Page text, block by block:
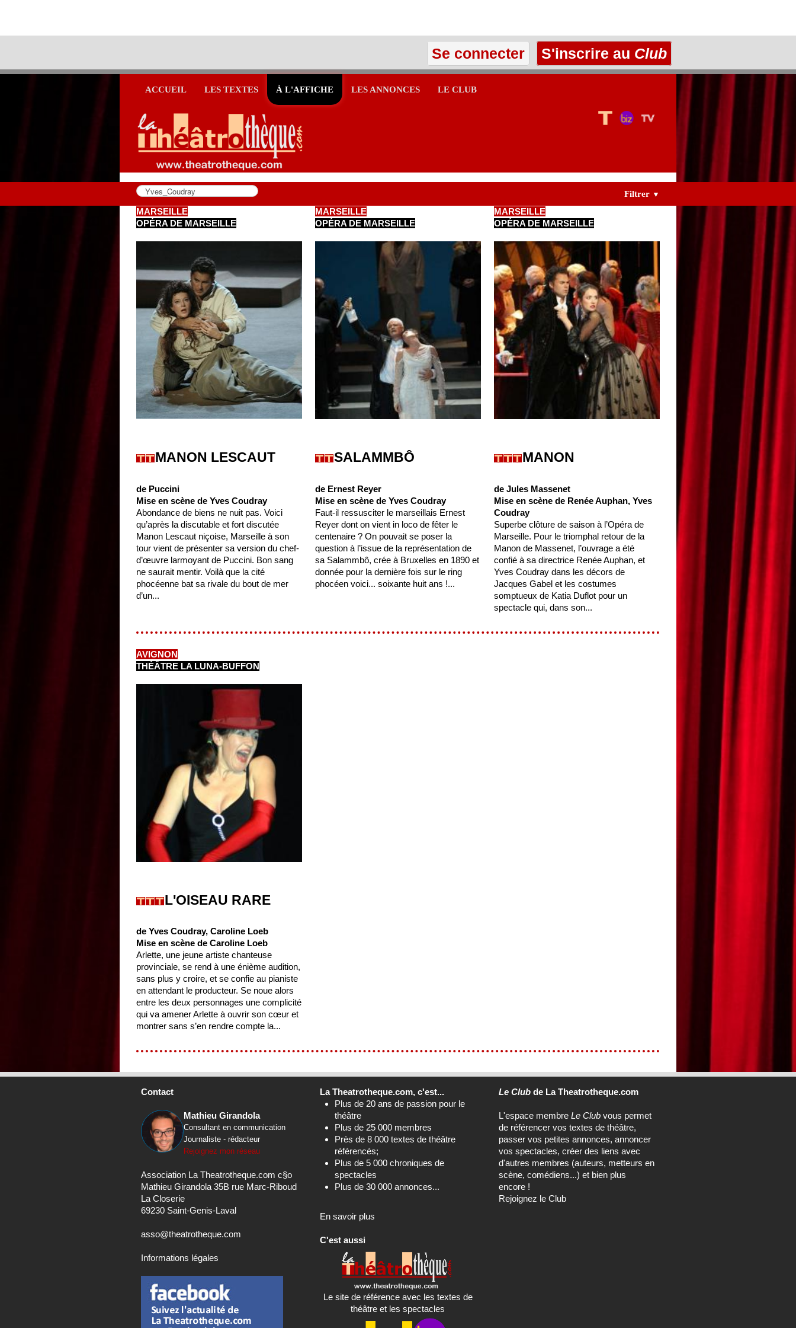
Se connecter S'inscrire au Club
ACCUEIL LES TEXTES À L'AFFICHE LES ANNONCES LE CLUB
Filtrer ▼
MARSEILLE
OPÉRA DE MARSEILLE
MANON LESCAUT
de Puccini
Mise en scène de Yves Coudray
Abondance de biens ne nuit pas. Voici
qu’après la discutable et fort discutée
Manon Lescaut niçoise, Marseille à son
tour vient de présenter sa version du chef-
d’œuvre larmoyant de Puccini. Bon sang
ne saurait mentir. Voilà que la cité
phocéenne bat sa rivale du bout de mer
d’un...
MARSEILLE
OPÉRA DE MARSEILLE
SALAMMBÔ
de Ernest Reyer
Mise en scène de Yves Coudray
Faut-il ressusciter le marseillais Ernest
Reyer dont on vient in loco de fêter le
centenaire ? On pouvait se poser la
question à l’issue de la représentation de
sa Salammbô, crée à Bruxelles en 1890 et
donnée pour la dernière fois sur le ring
phocéen voici... soixante huit ans !...
MARSEILLE
OPÉRA DE MARSEILLE
MANON
de Jules Massenet
Mise en scène de Renée Auphan, Yves
Coudray
Superbe clôture de saison à l’Opéra de
Marseille. Pour le triomphal retour de la
Manon de Massenet, l’ouvrage a été
confié à sa directrice Renée Auphan, et
Yves Coudray dans les décors de
Jacques Gabel et les costumes
somptueux de Katia Duflot pour un
spectacle qui, dans son...
AVIGNON
THÉÂTRE LA LUNA-BUFFON
L'OISEAU RARE
de Yves Coudray, Caroline Loeb
Mise en scène de Caroline Loeb
Arlette, une jeune artiste chanteuse
provinciale, se rend à une énième audition,
sans plus y croire, et se confie au pianiste
en attendant le producteur. Se noue alors
entre les deux personnages une complicité
qui va amener Arlette à ouvrir son cœur et
montrer sans s’en rendre compte la...
Contact
Mathieu Girandola
Consultant en communication
Journaliste - rédacteur
Rejoignez mon réseau
Association La Theatrotheque.com c§o
Mathieu Girandola 35B rue Marc-Riboud
La Closerie
69230 Saint-Genis-Laval
asso@theatrotheque.com
Informations légales
La Theatrotheque.com, c'est...
Plus de 20 ans de passion pour le
théâtre
Plus de 25 000 membres
Près de 8 000 textes de théâtre
référencés;
Plus de 5 000 chroniques de
spectacles
Plus de 30 000 annonces...
En savoir plus
C'est aussi
Le site de référence avec les textes de
théâtre et les spectacles
Le Club de La Theatrotheque.com
L'espace membreLe Club vous permet
de référencer vos textes de théâtre,
passer vos petites annonces, annoncer
vos spectacles, créer des liens avec
d'autres membres (auteurs, metteurs en
scène, comédiens...) et bien plus
encore !
Rejoignez le Club